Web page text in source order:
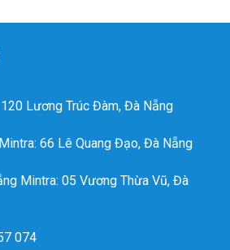
Lương Trúc Đàm, Đà Nẵng
: 66 Lê Quang Đạo, Đà Nẵng
Mintra: 05 Vương Thừa Vũ, Đà
074